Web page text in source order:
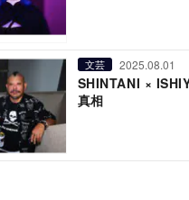
文芸 2025.08.01
SHINTANI ×
真相